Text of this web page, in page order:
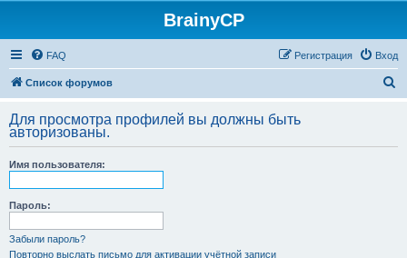
BrainyCP
FAQ Вход
Регистрация
Список форумов
с
Для просмотра профилей вы должны быть
авторизованы.
Имя пользователя:
Пароль:
Забыли пароль?
Повторно выслать письмо для активации учётной записи